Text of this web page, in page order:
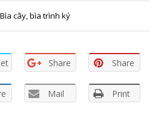
cây, bìa trình ký
Share Share
Mail Print